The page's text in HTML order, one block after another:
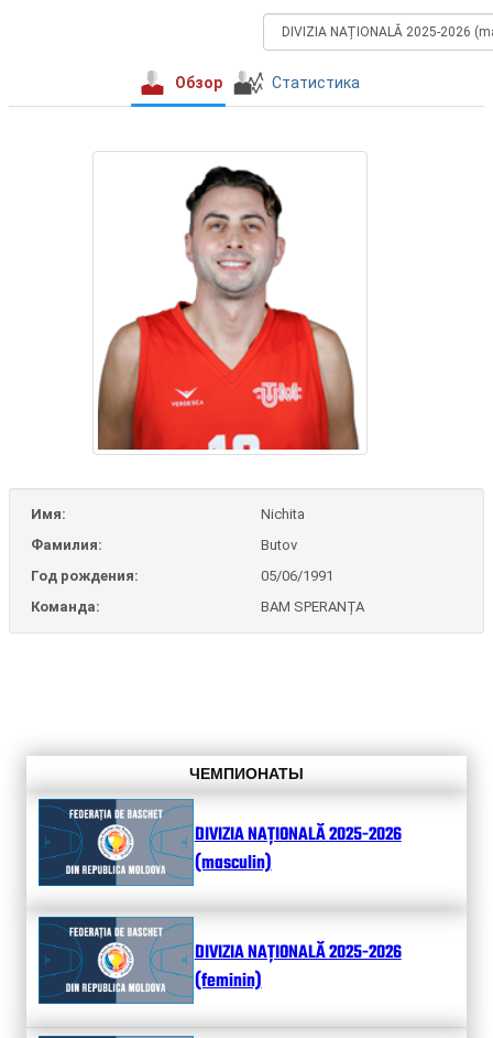
Обзор Статистика
Имя:
Nichita
Фамилия:
Butov
Год рождения:
05/06/1991
Команда:
BAM SPERANȚA
ЧЕМПИОНАТЫ
DIVIZIA NAȚIONALĂ 2025-2026
(masculin)
DIVIZIA NAȚIONALĂ 2025-2026
(feminin)